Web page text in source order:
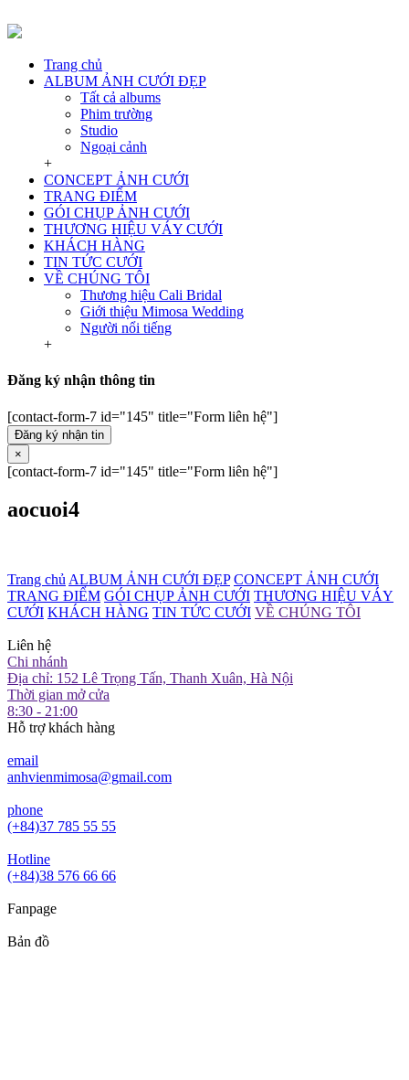
Trang chủ
ALBUM ẢNH CƯỚI ĐẸP
Tất cả albums
Phim trường
Studio
Ngoại cảnh
+
CONCEPT ẢNH CƯỚI
TRANG ĐIỂM
GÓI CHỤP ẢNH CƯỚI
THƯƠNG HIỆU VÁY CƯỚI
KHÁCH HÀNG
TIN TỨC CƯỚI
VỀ CHÚNG TÔI
Thương hiệu Cali Bridal
Giới thiệu Mimosa Wedding
Người nổi tiếng
+
Đăng ký nhận thông tin
[contact-form-7 id="145" title="Form liên hệ"]
Đăng ký nhận tin
×
[contact-form-7 id="145" title="Form liên hệ"]
aocuoi4
Trang chủ ALBUM ẢNH CƯỚI ĐẸP CONCEPT ẢNH CƯỚI
TRANG ĐIỂM GÓI CHỤP ẢNH CƯỚI THƯƠNG HIỆU VÁY
CƯỚI KHÁCH HÀNG TIN TỨC CƯỚI VỀ CHÚNG TÔI
Liên hệ
Chi nhánh
Địa chỉ: 152 Lê Trọng Tấn, Thanh Xuân, Hà Nội
Thời gian mở cửa
8:30 - 21:00
Hỗ trợ khách hàng
email
anhvienmimosa@gmail.com
phone
(+84)37 785 55 55
Hotline
(+84)38 576 66 66
Fanpage
Bản đồ